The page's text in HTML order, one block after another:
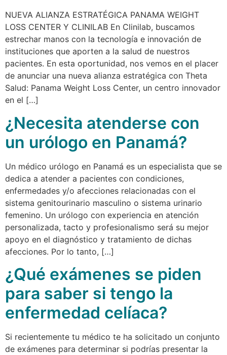
NUEVA ALIANZA ESTRATÉGICA PANAMA WEIGHT
LOSS CENTER Y CLINILAB En Clinilab, buscamos
estrechar manos con la tecnología e innovación de
instituciones que aporten a la salud de nuestros
pacientes. En esta oportunidad, nos vemos en el placer
de anunciar una nueva alianza estratégica con Theta
Salud: Panama Weight Loss Center, un centro innovador
en el […]
¿Necesita atenderse con
un urólogo en Panamá?
Un médico urólogo en Panamá es un especialista que se
dedica a atender a pacientes con condiciones,
enfermedades y/o afecciones relacionadas con el
sistema genitourinario masculino o sistema urinario
femenino. Un urólogo con experiencia en atención
personalizada, tacto y profesionalismo será su mejor
apoyo en el diagnóstico y tratamiento de dichas
afecciones. Por lo tanto, […]
¿Qué exámenes se piden
para saber si tengo la
enfermedad celíaca?
Si recientemente tu médico te ha solicitado un conjunto
de exámenes para determinar si podrías presentar la